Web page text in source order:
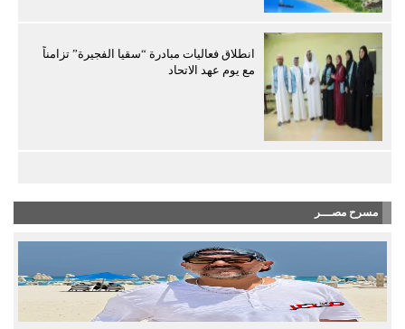
انطلاق فعاليات مبادرة “سقيا الفجيرة” تزامناً
مع يوم عهد الاتحاد
مسرح مصـــر